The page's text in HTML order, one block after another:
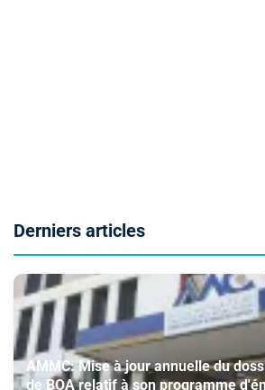
Derniers articles
AMMC: Mise à jour annuelle du
de BOA relatif à son programme